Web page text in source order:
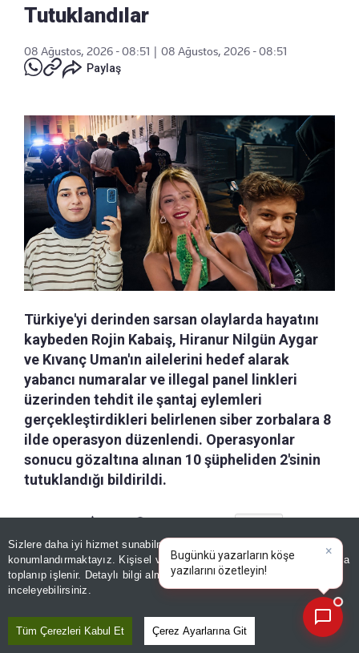
Sizlere daha iyi hizmet sunabilmek adına sitemizde
konumlandırmaktayız. Kişisel verileriniz, KVKK ve GDPR kapsamında
toplanıp işlenir. Detaylı bilgi almak içinAydınlatma Metnimizi
inceleyebilirsiniz.
Tüm Çerezleri Kabul Et Çerez Ayarlarına Git
Tutuklandılar
08 Ağustos, 2026 - 08:51
08 Ağustos, 2026 - 08:51
Paylaş
Türkiye'yi derinden sarsan olaylarda hayatını
kaybeden Rojin Kabaiş, Hiranur Nilgün Aygar
ve Kıvanç Uman'ın ailelerini hedef alarak
yabancı numaralar ve illegal panel linkleri
üzerinden tehdit ile şantaj eylemleri
gerçekleştirdikleri belirlenen siber zorbalara 8
ilde operasyon düzenlendi. Operasyonlar
sonucu gözaltına alınan 10 şüpheliden 2'sinin
tutuklandığı bildirildi.
Diyarbakır İl Emniyet Müdürlüğü Siber Suçlarla
Mücadele Şube Müdürlüğü tarafından yürütülen
çalışmalar sonucunda Telegram ve benzeri dijital
platformlarda "C47" ve "C99" kod isimleriyle
×
Bugünkü yazarların köşe
yazılarını özetleyin!